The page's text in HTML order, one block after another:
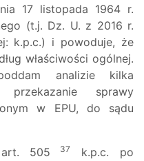
17 listopada 1964 r.
(t.j. Dz. U. z 2016 r.
k.p.c.) i powoduje, że
właściwości ogólnej.
analizie kilka
sprawy
w EPU, do sądu
505 37
k.p.c. po